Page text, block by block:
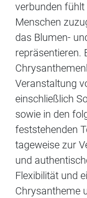
verbunden
Menschen
das Blumen-
repräsentieren.
Veranstaltung
einschließlich
sowie in den
feststehenden
tageweise zur
und
Flexibilität und
Chrysantheme